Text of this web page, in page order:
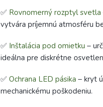
✅ Rovnomerný rozptyl svetla
vytvára príjemnú atmosféru
✅ Inštalácia pod omietku –
ideálna pre diskrétne
✅ Ochrana LED pásika – kryt
mechanickému poškodeniu.